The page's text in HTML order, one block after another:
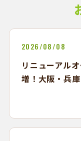
2026/08/08
リニューアル
増！大阪・兵